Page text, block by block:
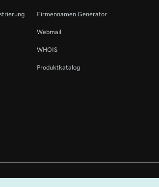
Firmennamen Generator
Webmail
WHOIS
Produktkatalog
Wortmarke GoDaddy ist eine eingetragene Marke